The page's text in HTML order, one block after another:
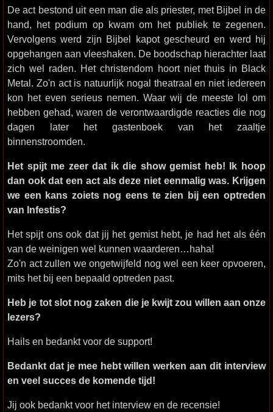
De act bestond uit een man die als priester, met Bijbel in de
hand, het podium op kwam om het publiek te zegenen.
Vervolgens werd zijn Bijbel kapot gescheurd en werd hij
opgehangen aan vleeshaken. De boodschap hierachter laat
zich wel raden. Het christendom hoort niet thuis in Black
Metal. Zo'n act is natuurlijk nogal theatraal en niet iedereen
kon het even serieus nemen. Waar wij de meeste lol om
hebben gehad, waren de verontwaardigde reacties die nog
dagen later het gastenboek van het zaaltje
binnenstroomden.
Het spijt me zeer dat ik die show gemist heb! Ik hoop
dan ook dat een act als deze niet eenmalig was. Krijgen
we een kans zoiets nog eens te zien bij een optreden
van Infestis?
Het spijt ons ook dat jij het gemist hebt, je had het als één
van de weinigen wel kunnen waarderen…haha!
Zo'n act zullen we ongetwijfeld nog wel een keer opvoeren,
mits het bij een bepaald optreden past.
Heb je tot slot nog zaken die je kwijt zou willen aan onze
lezers?
Hails en bedankt voor de support!
Bedankt dat je mee hebt willen werken aan dit interview
en veel succes de komende tijd!
Jij ook bedankt voor het interview en de recensie!